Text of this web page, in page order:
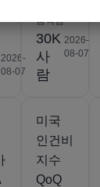
2026-
08-07
움직임
30K
사
람
2026-
08-07
미국
인건비
지수
QoQ